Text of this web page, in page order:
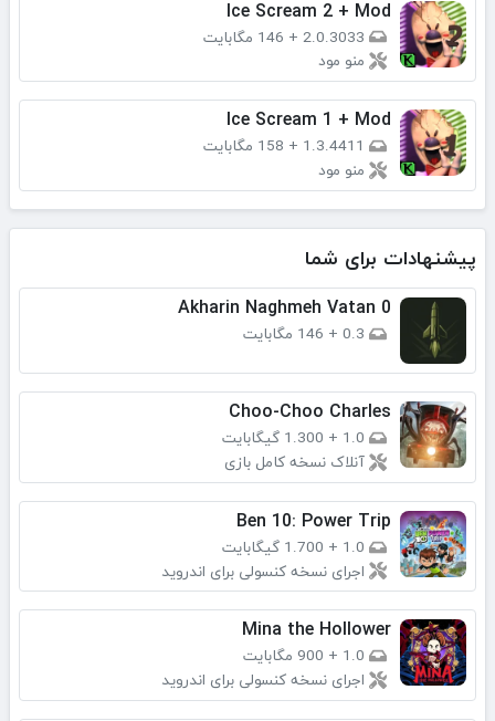
Ice Scream 2 + Mod
2.0.3033
+ 146 مگابایت
منو مود
Ice Scream 1 + Mod
1.3.4411
+ 158 مگابایت
منو مود
پیشنهادات برای شما
Akharin Naghmeh Vatan 0
0.3
+ 146 مگابایت
Choo-Choo Charles
1.0
+ 1.300 گیگابایت
آنلاک نسخه کامل بازی
Ben 10: Power Trip
1.0
+ 1.700 گیگابایت
اجرای نسخه کنسولی برای اندروید
Mina the Hollower
1.0
+ 900 مگابایت
اجرای نسخه کنسولی برای اندروید